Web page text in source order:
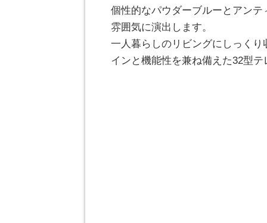
個性的なパウダーブルーとアン
雰囲気に演出します。
一人暮らしのリビングにしっく
インと機能性を兼ね備えた32型テ